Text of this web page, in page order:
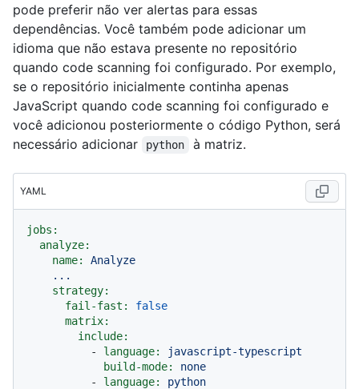
pode preferir não ver alertas para essas
dependências. Você também pode adicionar um
idioma que não estava presente no repositório
quando code scanning foi configurado. Por exemplo,
se o repositório inicialmente continha apenas
JavaScript quando code scanning foi configurado e
você adicionou posteriormente o código Python, será
necessário adicionar
python à matriz.
YAML
jobs:
analyze:
name:
Analyze
...
strategy:
fail-fast:
false
matrix:
include:
-
language:
javascript-typescript
build-mode:
none
-
language:
python